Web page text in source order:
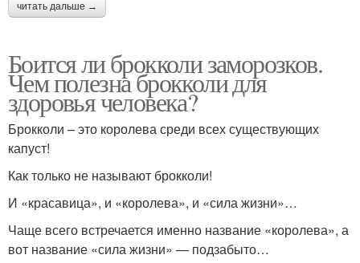
читать дальше →
Боится ли брокколи заморозков.
Чем полезна брокколи для
здоровья человека?
Брокколи – это королева среди всех существующих
капуст!
Как только не называют брокколи!
И «красавица», и «королева», и «сила жизни»…
Чаще всего встречается именно название «королева», а
вот название «сила жизни» — подзабыто…